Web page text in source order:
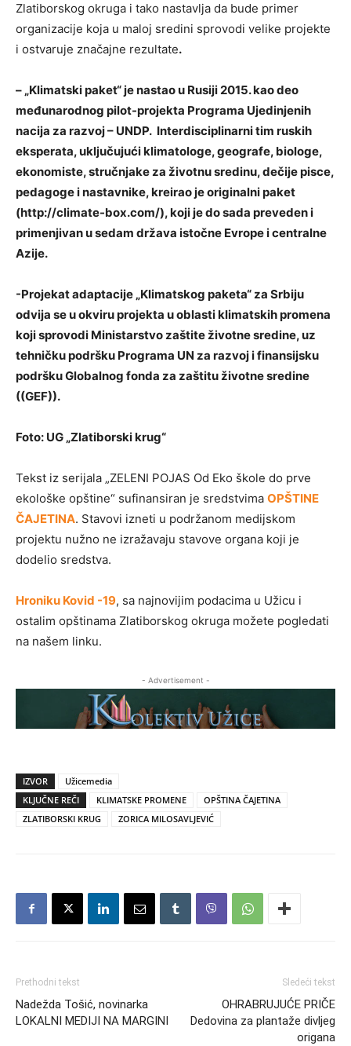
Zlatiborskog okruga i tako nastavlja da bude primer
organizacije koja u maloj sredini sprovodi velike projekte
i ostvaruje značajne rezultate.
– „Klimatski paket“ je nastao u Rusiji 2015. kao deo
međunarodnog pilot-projekta Programa Ujedinjenih
nacija za razvoj – UNDP. Interdisciplinarni tim ruskih
eksperata, uključujući klimatologe, geografe, biologe,
ekonomiste, stručnjake za životnu sredinu, dečije pisce,
pedagoge i nastavnike, kreirao je originalni paket
(http://climate-box.com/), koji je do sada preveden i
primenjivan u sedam država istočne Evrope i centralne
Azije.
-Projekat adaptacije „Klimatskog paketa“ za Srbiju
odvija se u okviru projekta u oblasti klimatskih promena
koji sprovodi Ministarstvo zaštite životne sredine, uz
tehničku podršku Programa UN za razvoj i finansijsku
podršku Globalnog fonda za zaštitu životne sredine
((GEF)).
Foto: UG „Zlatiborski krug“
Tekst iz serijala „ZELENI POJAS Od Eko škole do prve
ekološke opštine“ sufinansiran je sredstvima OPŠTINE
ČAJETINA. Stavovi izneti u podržanom medijskom
projektu nužno ne izražavaju stavove organa koji je
dodelio sredstva.
Hroniku Kovid -19, sa najnovijim podacima u Užicu i
ostalim opštinama Zlatiborskog okruga možete pogledati
na našem linku.
- Advertisement -
IZVOR
Užicemedia
KLJUČNE REČI
KLIMATSKE PROMENE
OPŠTINA ČAJETINA
ZLATIBORSKI KRUG
ZORICA MILOSAVLJEVIĆ
Prethodni tekst
Nadežda Tošić, novinarka
LOKALNI MEDIJI NA MARGINI
Sledeći tekst
OHRABRUJUĆE PRIČE
Dedovina za plantaže divljeg
origana